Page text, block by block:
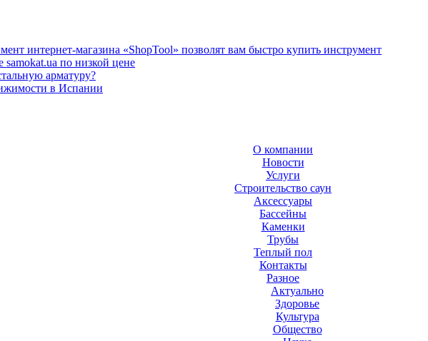
интернет-магазина «ShopTool» позволят вам быстро купить инструмент
samokat.ua по низкой цене
арматуру?
в Испании
О компании
Новости
Услуги
Строительство саун
Аксесcуары
Бассейны
Каменки
Трубы
Теплый пол
Контакты
Разное
Актуально
Здоровье
Культура
Общество